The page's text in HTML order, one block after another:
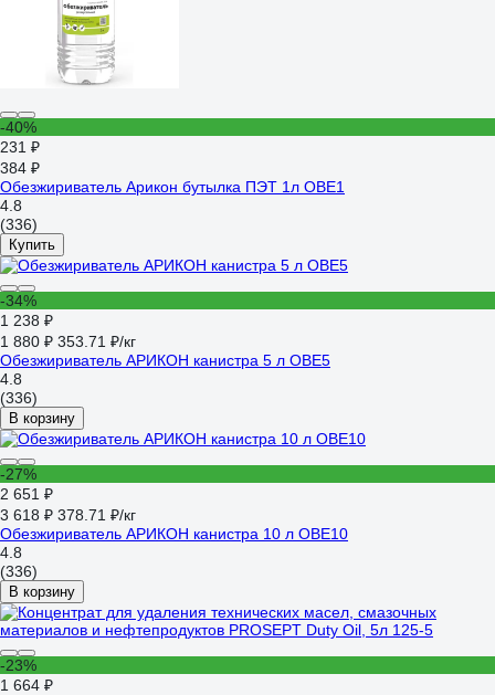
-40%
231 ₽
384 ₽
Обезжириватель Арикон бутылка ПЭТ 1л OBE1
4.8
(336)
Купить
-34%
1 238 ₽
1 880 ₽ 353.71 ₽/кг
Обезжириватель АРИКОН канистра 5 л OBE5
4.8
(336)
В корзину
-27%
2 651 ₽
3 618 ₽ 378.71 ₽/кг
Обезжириватель АРИКОН канистра 10 л OBE10
4.8
(336)
В корзину
-23%
1 664 ₽